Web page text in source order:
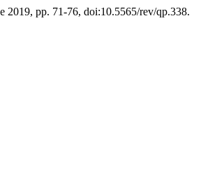
2019, pp. 71-76, doi:10.5565/rev/qp.338.